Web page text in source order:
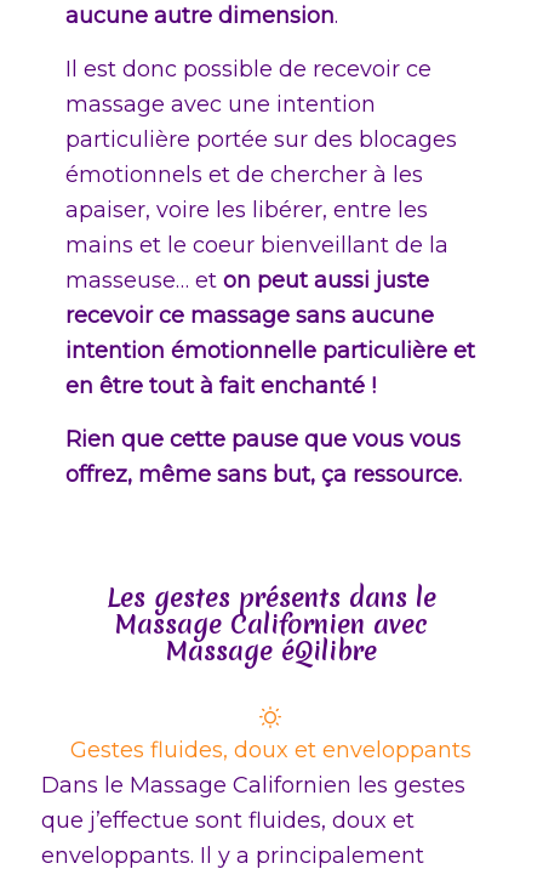
aucune autre dimension.
Il est donc possible de recevoir ce
massage avec une intention
particulière portée sur des blocages
émotionnels et de chercher à les
apaiser, voire les libérer, entre les
mains et le coeur bienveillant de la
masseuse… et on peut aussi juste
recevoir ce massage sans aucune
intention émotionnelle particulière et
en être tout à fait enchanté !
Rien que cette pause que vous vous
offrez, même sans but, ça ressource.
Les gestes présents dans le
Massage Californien avec
Massage éQilibre
Gestes fluides, doux et enveloppants
Dans le Massage Californien les gestes
que j’effectue sont fluides, doux et
enveloppants. Il y a principalement